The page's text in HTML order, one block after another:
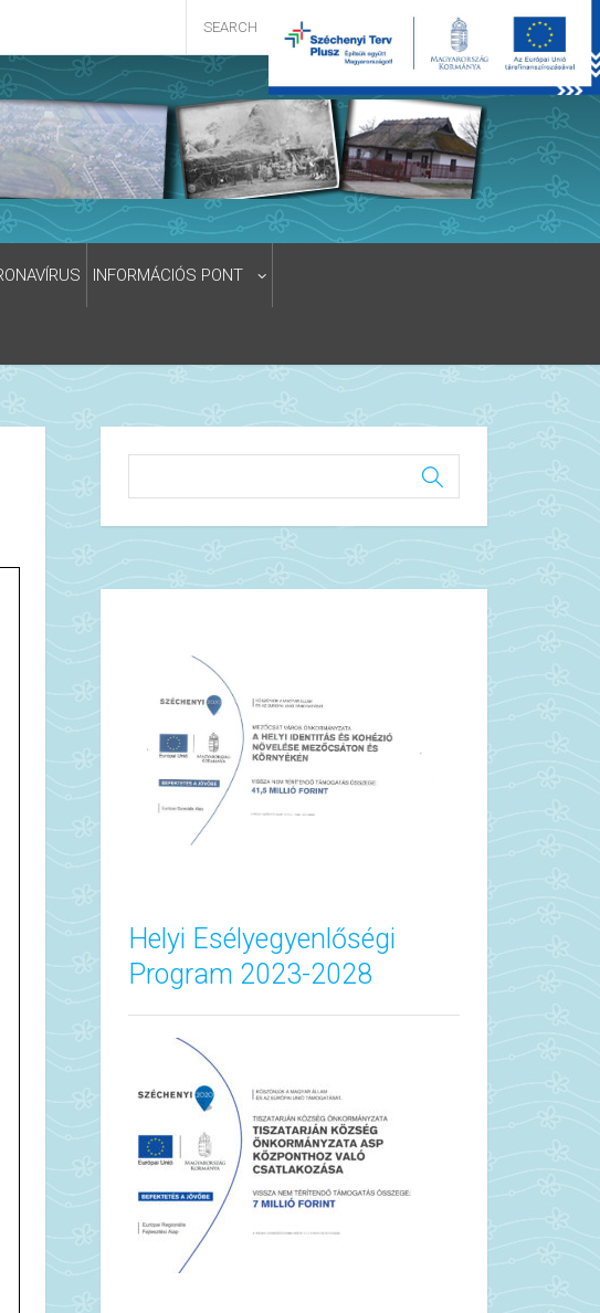
INFORMÁCIÓS PONT
Helyi Esélyegyenlőségi
Program 2023-2028